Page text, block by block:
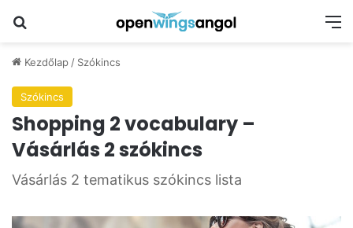
Kezdőlap / Szókincs
Szókincs
Shopping 2 vocabulary –
Vásárlás 2 szókincs
Vásárlás 2 tematikus szókincs lista